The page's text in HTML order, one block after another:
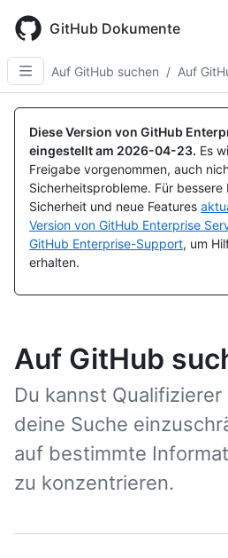
main
content
GitHub Dokumente
Auf GitHub suchen / Auf
Diese Version von GitHub
eingestellt am 2026-04-23. Es
Freigabe vorgenommen, auch
Sicherheitsprobleme. Für
Sicherheit und neue Features
Version von GitHub Enterprise
GitHub Enterprise-Support, um
erhalten.
Auf GitHub
Du kannst
deine Suche
auf bestimmte
zu konzentrieren.